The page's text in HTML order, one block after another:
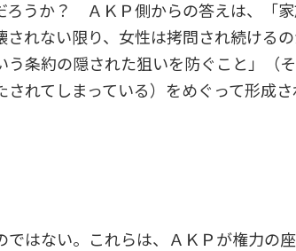
ろうか？ ＡＫＰ側からの答えは、「
れない限り、女性は拷問され続ける
う条約の隠された狙いを防ぐこと」（
れてしまっている）をめぐって形成さ
はない。これらは、ＡＫＰが権力の